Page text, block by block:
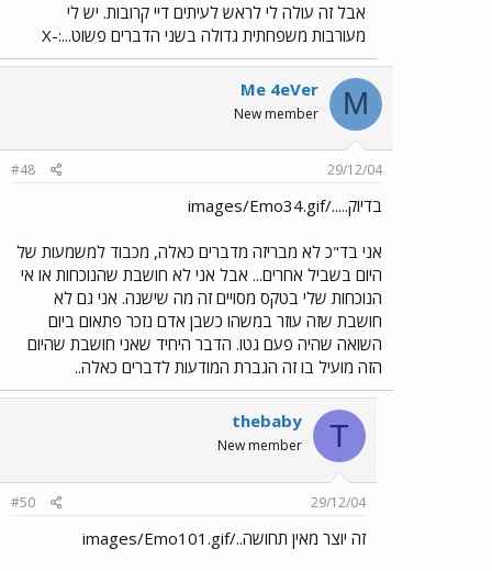
אבל זה עולה לי לראש לעיתים דיי קרובות. יש לי
מעורבות משפחתית גדולה בשני הדברים פשוט...:-X
M
Me 4eVer
New member
29/12/04
#48
בדיוק...../images/Emo34.gif
אני בד"כ לא מבריזה מדברים כאלה, מכבוד למשמעות של
היום בשביל אחרים... אבל אני לא חושבת שהנוכחות או אי
הנוכחות שלי בטקס מסויים זה מה שישנה. אני גם לא
חושבת שזה עוזר במשהו כשבן אדם נזכר פתאום ביום
השואה שהיה פעם גטו. הדבר היחיד שאני חושבת שהיום
הזה מועיל בו זה הגברת המודעות לדברים כאלה..
T
thebaby
New member
29/12/04
#50
זה יוצר מאין תחושה../images/Emo101.gif